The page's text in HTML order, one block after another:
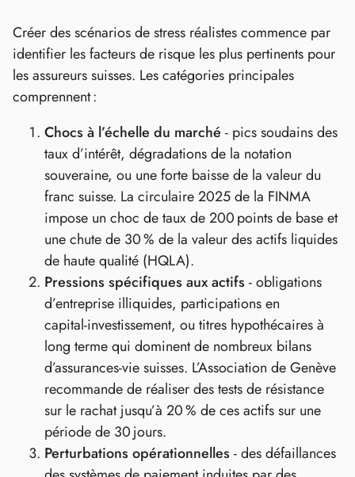
Créer des scénarios de stress réalistes commence par
identifier les facteurs de risque les plus pertinents pour
les assureurs suisses. Les catégories principales
comprennent :
Chocs à l’échelle du marché - pics soudains des
taux d’intérêt, dégradations de la notation
souveraine, ou une forte baisse de la valeur du
franc suisse. La circulaire 2025 de la FINMA
impose un choc de taux de 200 points de base et
une chute de 30 % de la valeur des actifs liquides
de haute qualité (HQLA).
Pressions spécifiques aux actifs - obligations
d’entreprise illiquides, participations en
capital‑investissement, ou titres hypothécaires à
long terme qui dominent de nombreux bilans
d’assurances‑vie suisses. L’Association de Genève
recommande de réaliser des tests de résistance
sur le rachat jusqu’à 20 % de ces actifs sur une
période de 30 jours.
Perturbations opérationnelles - des défaillances